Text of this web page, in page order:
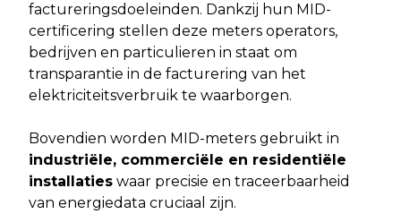
factureringsdoeleinden. Dankzij hun MID-
certificering stellen deze meters operators,
bedrijven en particulieren in staat om
transparantie in de facturering van het
elektriciteitsverbruik te waarborgen.
Bovendien worden MID-meters gebruikt in
industriële, commerciële en residentiële
installaties waar precisie en traceerbaarheid
van energiedata cruciaal zijn.